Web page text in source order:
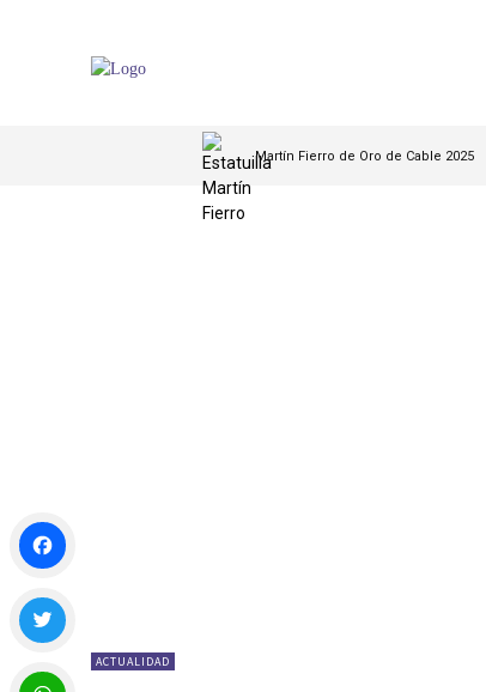
Martín Fierro de Oro de Cable 2025
ACTUALIDAD
Facebook
Twitter